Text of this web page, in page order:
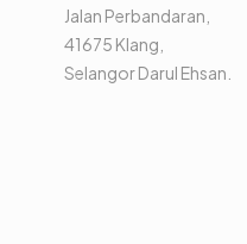
Jalan Perbandaran,
41675 Klang,
Selangor Darul Ehsan.